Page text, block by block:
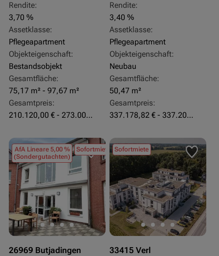
Rendite:
3,70 %
Assetklasse:
Pflegeapartment
Objekteigenschaft:
Bestandsobjekt
Gesamtfläche:
75,17 m² - 97,67 m²
Gesamtpreis:
210.120,00 € - 273.003,24 €
Rendite:
3,40 %
Assetklasse:
Pflegeapartment
Objekteigenschaft:
Neubau
Gesamtfläche:
50,47 m²
Gesamtpreis:
337.178,82 € - 337.207,06 €
AfA Lineare 5,00 %
(Sondergutachten)
Sofortmiete
26969 Butjadingen
Sofortmiete
33415 Verl